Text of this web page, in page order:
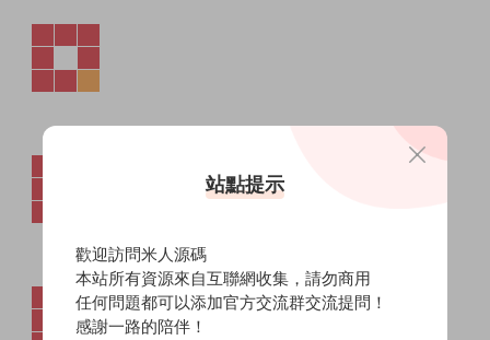
站點提示
歡迎訪問米人源碼
本站所有資源來自互聯網收集，請勿商用
任何問題都可以添加官方交流群交流提問！
感謝一路的陪伴！